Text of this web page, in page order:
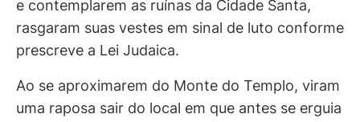
e contemplarem as ruínas da Cidade Santa,
rasgaram suas vestes em sinal de luto conforme
prescreve a Lei Judaica.
Ao se aproximarem do Monte do Templo, viram
uma raposa sair do local em que antes se erguia